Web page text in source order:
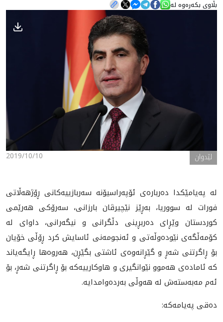
بڵاوی بکەرەوە لە
2019/10/10 لێدوان
لە پەیامێکدا دەربارەى ئۆپەراسیۆنە سەربازییەکانى ڕۆژهەڵاتى
فورات لە سووریا، بەڕێز نێچیرڤان بارزانى، سەرۆکى هەرێمى
کوردستان وێڕاى دەربڕینى دڵگرانى و نیگەرانى، داواى لە
کۆمەڵگەى نێودەوڵەتى و ئەنجومەنى ئاسایش کرد ڕۆڵى خۆیان
بۆ ڕاگرتنى شەڕ و گێڕانەوەى ئاشتى بگێڕن، هەروەها ڕایگەیاند
کە ئامادەى هەموو نێوانگیرى و هاوکارییەکە بۆ ڕاگرتنى شەڕ، بۆ
ئەم مەبەستەش لە هەوڵى بەردەوامدایە.
دەقى پەیامەکە: